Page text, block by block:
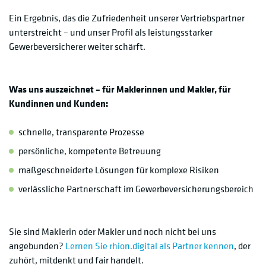
Ein Ergebnis, das die Zufriedenheit unserer Vertriebspartner
unterstreicht – und unser Profil als leistungsstarker
Gewerbeversicherer weiter schärft.
Was uns auszeichnet – für Maklerinnen und Makler, für
Kundinnen und Kunden:
schnelle, transparente Prozesse
persönliche, kompetente Betreuung
maßgeschneiderte Lösungen für komplexe Risiken
verlässliche Partnerschaft im Gewerbeversicherungsbereich
Sie sind Maklerin oder Makler und noch nicht bei uns
angebunden? Lernen Sie rhion.digital als Partner kennen, der
zuhört, mitdenkt und fair handelt.